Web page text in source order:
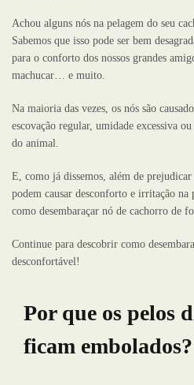
Achou alguns nós na pelagem do seu
Sabemos que isso pode ser bem
para o conforto dos nossos grandes
machucar… e muito.
Na maioria das vezes, os nós são
escovação regular, umidade excessiva
do animal.
E, como já dissemos, além de
podem causar desconforto e irritação na
como desembaraçar nó de cachorro de
Continue para descobrir como
desconfortável!
Por que os pelos
ficam embolados?